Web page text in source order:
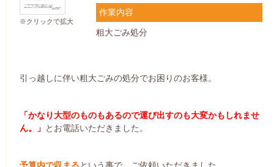
※クリックで拡大
作業内容
粗大ごみ処分
引っ越しに伴い粗大ごみの処分でお困りのお客様。
「かなり大型のものもあるので運び出すのも大変かもしれませ
ん。」 とお電話いただきました。
予算内で収まる という事で、ご依頼いただきました。